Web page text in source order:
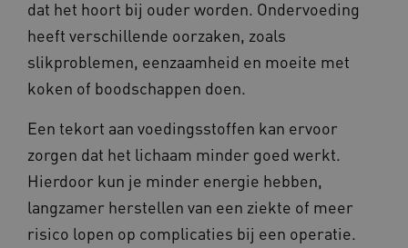
dat het hoort bij ouder worden. Ondervoeding
heeft verschillende oorzaken, zoals
slikproblemen, eenzaamheid en moeite met
koken of boodschappen doen.
Een tekort aan voedingsstoffen kan ervoor
zorgen dat het lichaam minder goed werkt.
Hierdoor kun je minder energie hebben,
langzamer herstellen van een ziekte of meer
risico lopen op complicaties bij een operatie.